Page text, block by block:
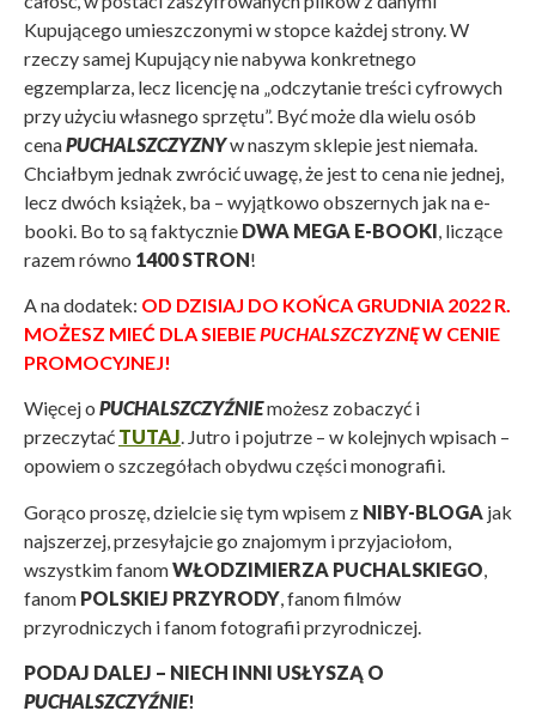
Kupującego umieszczonymi w stopce każdej strony. W
rzeczy samej Kupujący nie nabywa konkretnego
egzemplarza, lecz licencję na „odczytanie treści cyfrowych
przy użyciu własnego sprzętu”. Być może dla wielu osób
cenaPUCHALSZCZYZNYw naszym sklepie jest niemała.
Chciałbym jednak zwrócić uwagę, że jest to cena nie jednej,
lecz dwóch książek, ba – wyjątkowo obszernych jak na e-
booki. Bo to są faktycznie DWA MEGA E-BOOKI , liczące
razem równo 1400 STRON!
A na dodatek: OD DZISIAJ DO KOŃCA GRUDNIA 2022 R.
MOŻESZ MIEĆ DLA SIEBIEPUCHALSZCZYZNĘW CENIE
PROMOCYJNEJ!
Więcej o PUCHALSZCZYŹNIEmożesz zobaczyć i
przeczytać TUTAJ. Jutro i pojutrze – w kolejnych wpisach –
opowiem o szczegółach obydwu części monografii.
Gorąco proszę, dzielcie się tym wpisem z NIBY-BLOGA jak
najszerzej, przesyłajcie go znajomym i przyjaciołom,
wszystkim fanomWŁODZIMIERZA PUCHALSKIEGO
fanom POLSKIEJ PRZYRODY , fanom filmów
przyrodniczych i fanom fotografii przyrodniczej.
PODAJ DALEJ – NIECH INNI USŁYSZĄ O
PUCHALSZCZYŹNIE!